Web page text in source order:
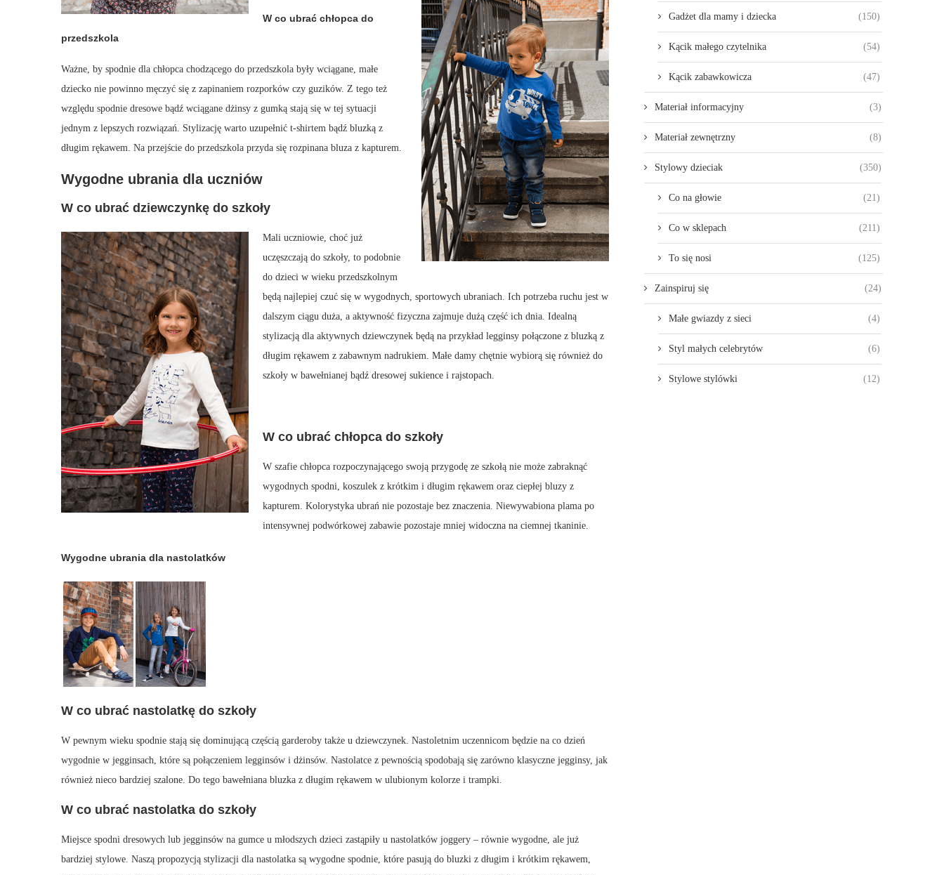
W co ubrać chłopca do
przedszkola
Ważne, by spodnie dla chłopca chodzącego do przedszkola były wciągane, małe
dziecko nie powinno męczyć się z zapinaniem rozporków czy guzików. Z tego też
względu spodnie dresowe bądź wciągane dżinsy z gumką stają się w tej sytuacji
jednym z lepszych rozwiązań. Stylizację warto uzupełnić t-shirtem bądź bluzką z
długim rękawem. Na przejście do przedszkola przyda się rozpinana bluza z kapturem.
Wygodne ubrania dla uczniów
W co ubrać dziewczynkę do szkoły
Mali uczniowie, choć już
uczęszczają do szkoły, to podobnie
do dzieci w wieku przedszkolnym
będą najlepiej czuć się w wygodnych, sportowych ubraniach. Ich potrzeba ruchu jest w
dalszym ciągu duża, a aktywność fizyczna zajmuje dużą część ich dnia. Idealną
stylizacją dla aktywnych dziewczynek będą na przykład legginsy połączone z bluzką z
długim rękawem z zabawnym nadrukiem. Małe damy chętnie wybiorą się również do
szkoły w bawełnianej bądź dresowej sukience i rajstopach.
W co ubrać chłopca do szkoły
W szafie chłopca rozpoczynającego swoją przygodę ze szkołą nie może zabraknąć
wygodnych spodni, koszulek z krótkim i długim rękawem oraz ciepłej bluzy z
kapturem. Kolorystyka ubrań nie pozostaje bez znaczenia. Niewywabiona plama po
intensywnej podwórkowej zabawie pozostaje mniej widoczna na ciemnej tkaninie.
Wygodne ubrania dla nastolatków
W co ubrać nastolatkę do szkoły
W pewnym wieku spodnie stają się dominującą częścią garderoby także u dziewczynek. Nastoletnim uczennicom będzie na co dzień
wygodnie w jegginsach, które są połączeniem legginsów i dżinsów. Nastolatce z pewnością spodobają się zarówno klasyczne jegginsy, jak
również nieco bardziej szalone. Do tego bawełniana bluzka z długim rękawem w ulubionym kolorze i trampki.
W co ubrać nastolatka do szkoły
Miejsce spodni dresowych lub jegginsów na gumce u młodszych dzieci zastąpiły u nastolatków joggery – równie wygodne, ale już
bardziej stylowe. Naszą propozycją stylizacji dla nastolatka są wygodne spodnie, które pasują do bluzki z długim i krótkim rękawem,
Gadżet dla mamy i dziecka (150)
Kącik małego czytelnika (54)
Kącik zabawkowicza (47)
Materiał informacyjny (3)
Materiał zewnętrzny (8)
Stylowy dzieciak (350)
Co na głowie (21)
Co w sklepach (211)
To się nosi (125)
Zainspiruj się (24)
Małe gwiazdy z sieci (4)
Styl małych celebrytów (6)
Stylowe stylówki (12)